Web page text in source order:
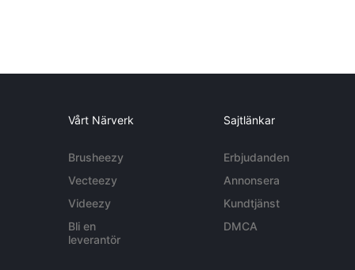
Vårt Närverk
Brusheezy
Vecteezy
Videezy
Bli en
leverantör
Sajtlänkar
Erbjudanden
Annonsera
Kundtjänst
DMCA